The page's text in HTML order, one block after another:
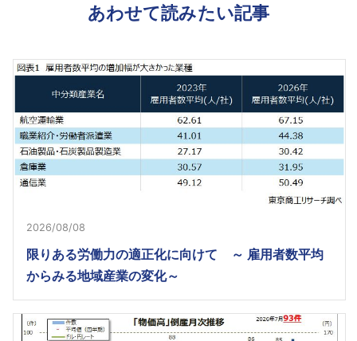
あわせて読みたい記事
2026/08/08
限りある労働力の適正化に向けて ～ 雇用者数平均
からみる地域産業の変化～